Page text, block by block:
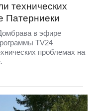
технических
Патерниеки
в эфире
TV24
проблемах на